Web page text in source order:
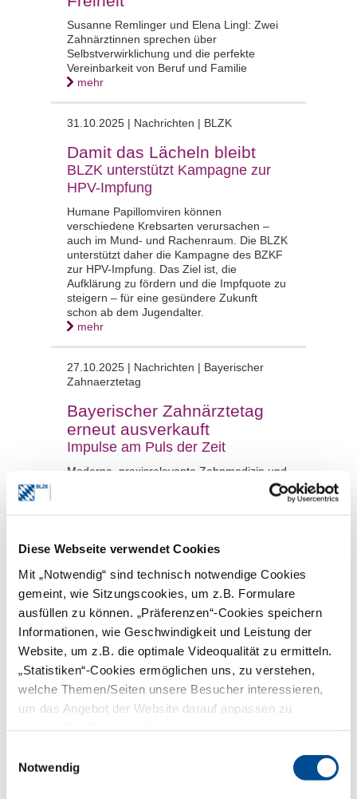
Diese Webseite verwendet Cookies
Mit „Notwendig“ sind technisch notwendige Cookies
gemeint, wie Sitzungscookies, um z.B. Formulare
ausfüllen zu können. „Präferenzen“-Cookies speichern
Informationen, wie Geschwindigkeit und Leistung der
Website, um z.B. die optimale Videoqualität zu ermitteln.
„Statistiken“-Cookies ermöglichen uns, zu verstehen,
welche Themen/Seiten unsere Besucher interessieren,
um das Angebot der Website darauf anpassen zu
Notwendig
Susanne Remlinger und Elena Lingl: Zwei
Zahnärztinnen sprechen über
Selbstverwirklichung und die perfekte
Vereinbarkeit von Beruf und Familie
mehr
31.10.2025 | Nachrichten | BLZK
Damit das Lächeln bleibt
BLZK unterstützt Kampagne zur
HPV-Impfung
Humane Papillomviren können
verschiedene Krebsarten verursachen –
auch im Mund- und Rachenraum. Die BLZK
unterstützt daher die Kampagne des BZKF
zur HPV-Impfung. Das Ziel ist, die
Aufklärung zu fördern und die Impfquote zu
steigern – für eine gesündere Zukunft
schon ab dem Jugendalter.
mehr
27.10.2025 | Nachrichten | Bayerischer
Zahnaerztetag
Bayerischer Zahnärztetag
erneut ausverkauft
Impulse am Puls der Zeit
Moderne, praxisrelevante Zahnmedizin und
der kollegiale Austausch vor Ort: Das sind
Zahnärztetages, den BLZK und KZVB in
Auflage des Kongresses vom 23. bis 25.
Oktober 2025 wurde diesen hohen
Ansprüchen mehr als gerecht. Der
ausverkauft.
mehr
16.10.2025 | Nachrichten |
Honorierungssysteme und GOZ
Minimalinvasive
Zahnheilkunde
GOZ aktuell
mehr